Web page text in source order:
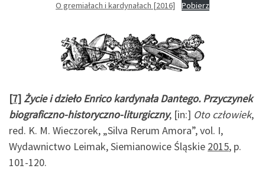
O gremiałach i kardynałach [2016] Pobierz
[7]Życie i dzieło Enrico kardynała Dantego. Przyczynek
biograficzno-historyczno-liturgiczny, [in:] Oto człowiek,
red. K. M. Wieczorek, „Silva Rerum Amora”, vol. I,
Wydawnictwo Leimak, Siemianowice Śląskie 2015, p.
101-120.